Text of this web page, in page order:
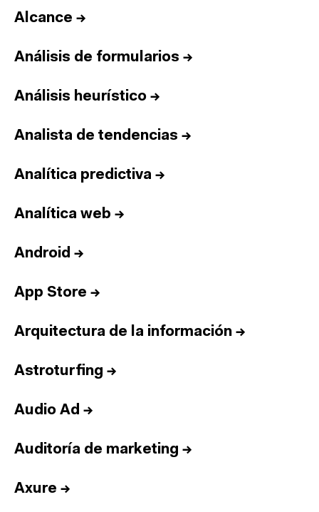
Alcance →
Análisis de formularios →
Análisis heurístico →
Analista de tendencias →
Analítica predictiva →
Analítica web →
Android →
App Store →
Arquitectura de la información →
Astroturfing →
Audio Ad →
Auditoría de marketing →
Axure →